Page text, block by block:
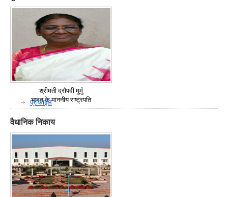
श्रीमती द्रौपदी मुर्मु
भारत के माननीय राष्ट्रपति
प्रोफाइल
वैधानिक निकाय